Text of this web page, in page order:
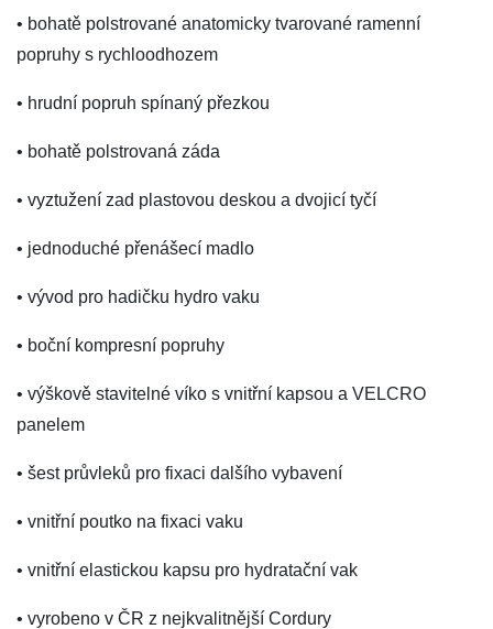
• bohatě polstrované anatomicky tvarované ramenní
popruhy s rychloodhozem
• hrudní popruh spínaný přezkou
• bohatě polstrovaná záda
• vyztužení zad plastovou deskou a dvojicí tyčí
• jednoduché přenášecí madlo
• vývod pro hadičku hydro vaku
• boční kompresní popruhy
• výškově stavitelné víko s vnitřní kapsou a VELCRO
panelem
• šest průvleků pro fixaci dalšího vybavení
• vnitřní poutko na fixaci vaku
• vnitřní elastickou kapsu pro hydratační vak
• vyrobeno v ČR z nejkvalitnější Cordury